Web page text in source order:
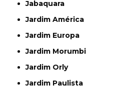
Jabaquara
Jardim América
Jardim Europa
Jardim Morumbi
Jardim Orly
Jardim Paulista